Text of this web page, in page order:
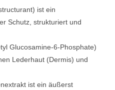
ist ein
Schutz, strukturiert und
Glucosamine-6-Phosphate)
Lederhaut (Dermis) und
ist ein äußerst